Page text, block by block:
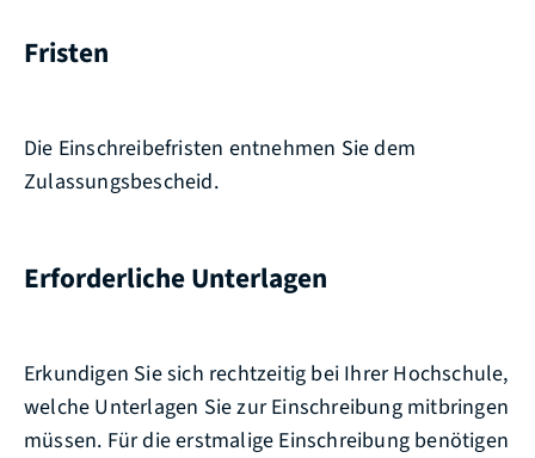
Fristen
Die Einschreibefristen entnehmen Sie dem
Zulassungsbescheid.
Erforderliche Unterlagen
Erkundigen Sie sich rechtzeitig bei Ihrer Hochschule,
welche Unterlagen Sie zur Einschreibung mitbringen
müssen. Für die erstmalige Einschreibung benötigen